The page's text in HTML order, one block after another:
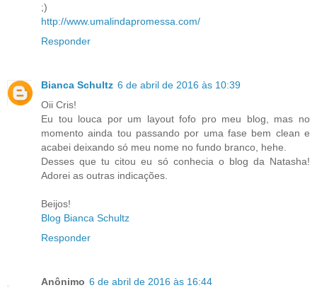
;)
http://www.umalindapromessa.com/
Responder
Bianca Schultz 6 de abril de 2016 às 10:39
Oii Cris!
Eu tou louca por um layout fofo pro meu blog, mas no
momento ainda tou passando por uma fase bem clean e
acabei deixando só meu nome no fundo branco, hehe.
Desses que tu citou eu só conhecia o blog da Natasha!
Adorei as outras indicações.
Beijos!
Blog Bianca Schultz
Responder
Anônimo 6 de abril de 2016 às 16:44